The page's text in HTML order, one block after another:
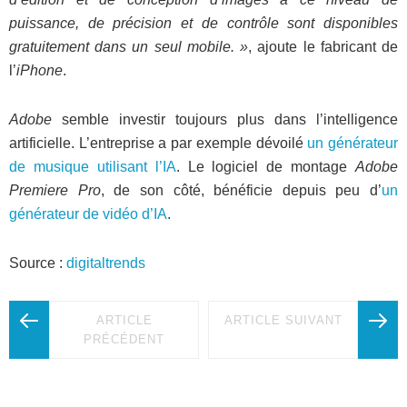
puissance, de précision et de contrôle sont disponibles
gratuitement dans un seul mobile. », ajoute le fabricant de
l’iPhone.
Adobe semble investir toujours plus dans l’intelligence
artificielle. L’entreprise a par exemple dévoilé un générateur
de musique utilisant l’IA. Le logiciel de montage Adobe
Premiere Pro, de son côté, bénéficie depuis peu d’un
générateur de vidéo d’IA.
Source : digitaltrends
ARTICLE
PRÉCÉDENT
ARTICLE SUIVANT